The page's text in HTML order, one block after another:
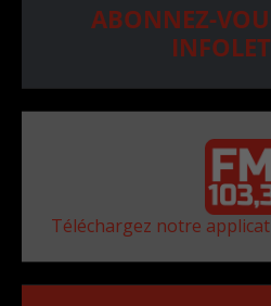
ABONNEZ-
Téléchargez notre